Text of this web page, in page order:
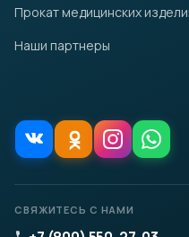
Прокат медицинских
Наши партнеры
СВЯЖИТЕСЬ С НАМИ